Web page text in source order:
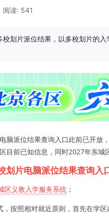
阅读: 541
划片派位结果，以多校划片的
脑派位结果查询入口此前已开放
目前已知信息，同时2027年东城
划片电脑派位结果查询入
区义教入学服务系统 ；
，按照相对就近原则，首先在学